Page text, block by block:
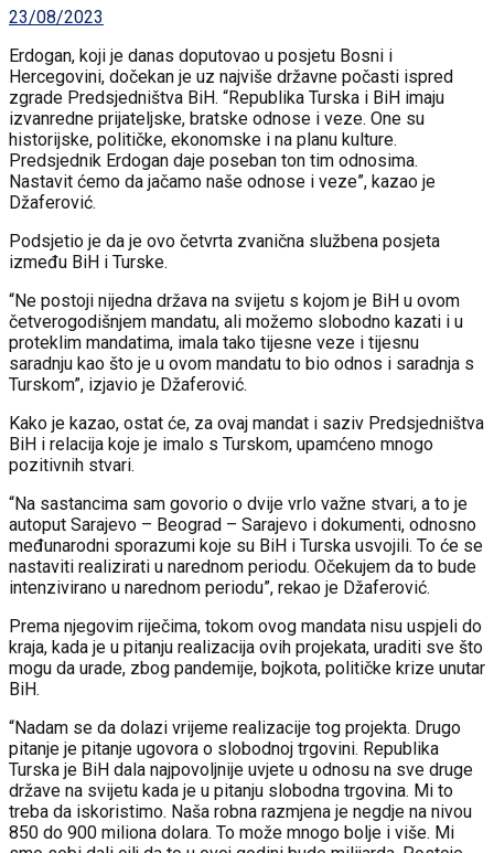
23/08/2023
Erdogan, koji je danas doputovao u posjetu Bosni i
Hercegovini, dočekan je uz najviše državne počasti ispred
zgrade Predsjedništva BiH. “Republika Turska i BiH imaju
izvanredne prijateljske, bratske odnose i veze. One su
historijske, političke, ekonomske i na planu kulture.
Predsjednik Erdogan daje poseban ton tim odnosima.
Nastavit ćemo da jačamo naše odnose i veze”, kazao je
Džaferović.
Podsjetio je da je ovo četvrta zvanična službena posjeta
između BiH i Turske.
“Ne postoji nijedna država na svijetu s kojom je BiH u ovom
četverogodišnjem mandatu, ali možemo slobodno kazati i u
proteklim mandatima, imala tako tijesne veze i tijesnu
saradnju kao što je u ovom mandatu to bio odnos i saradnja s
Turskom”, izjavio je Džaferović.
Kako je kazao, ostat će, za ovaj mandat i saziv Predsjedništva
BiH i relacija koje je imalo s Turskom, upamćeno mnogo
pozitivnih stvari.
“Na sastancima sam govorio o dvije vrlo važne stvari, a to je
autoput Sarajevo – Beograd – Sarajevo i dokumenti, odnosno
međunarodni sporazumi koje su BiH i Turska usvojili. To će se
nastaviti realizirati u narednom periodu. Očekujem da to bude
intenzivirano u narednom periodu”, rekao je Džaferović.
Prema njegovim riječima, tokom ovog mandata nisu uspjeli do
kraja, kada je u pitanju realizacija ovih projekata, uraditi sve što
mogu da urade, zbog pandemije, bojkota, političke krize unutar
BiH.
“Nadam se da dolazi vrijeme realizacije tog projekta. Drugo
pitanje je pitanje ugovora o slobodnoj trgovini. Republika
Turska je BiH dala najpovoljnije uvjete u odnosu na sve druge
države na svijetu kada je u pitanju slobodna trgovina. Mi to
treba da iskoristimo. Naša robna razmjena je negdje na nivou
850 do 900 miliona dolara. To može mnogo bolje i više. Mi